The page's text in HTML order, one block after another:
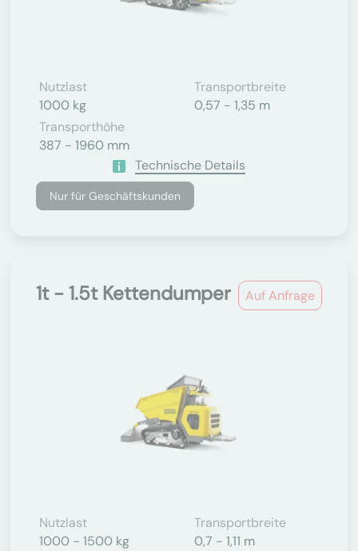
Nutzlast
1000 kg
Transportbreite
0,57 - 1,35 m
Transporthöhe
387 - 1960 mm
Technische Details
Nur für Geschäftskunden
Auf Anfrage
1t - 1.5t Kettendumper
Nutzlast
1000 - 1500 kg
Transportbreite
0,7 - 1,11 m